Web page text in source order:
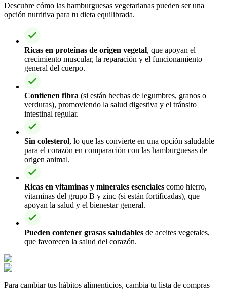
Descubre cómo las hamburguesas vegetarianas pueden ser una
opción nutritiva para tu dieta equilibrada.
Ricas en proteínas de origen vegetal, que apoyan el
crecimiento muscular, la reparación y el funcionamiento
general del cuerpo.
Contienen fibra (si están hechas de legumbres, granos o
verduras), promoviendo la salud digestiva y el tránsito
intestinal regular.
Sin colesterol, lo que las convierte en una opción saludable
para el corazón en comparación con las hamburguesas de
origen animal.
Ricas en vitaminas y minerales esenciales como hierro,
vitaminas del grupo B y zinc (si están fortificadas), que
apoyan la salud y el bienestar general.
Pueden contener grasas saludables de aceites vegetales,
que favorecen la salud del corazón.
Para cambiar tus hábitos alimenticios, cambia tu lista de compras